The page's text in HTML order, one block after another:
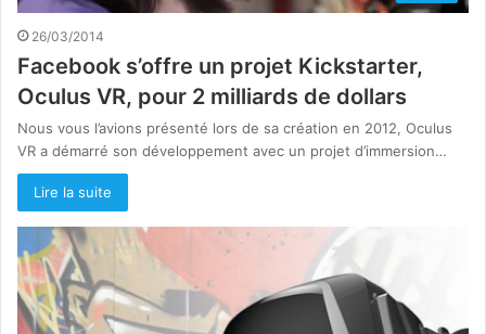
26/03/2014
Facebook s’offre un projet Kickstarter,
Oculus VR, pour 2 milliards de dollars
Nous vous l’avions présenté lors de sa création en 2012, Oculus
VR a démarré son développement avec un projet d’immersion…
Lire la suite